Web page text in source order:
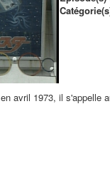
avril 1973, il s'appelle